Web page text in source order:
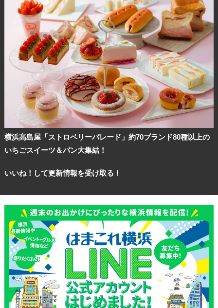
横浜高島屋「ストロベリーパレード」約70ブランド80種以上の
いちごスイーツ＆パン大集結！
いいね！して更新情報を受け取る！